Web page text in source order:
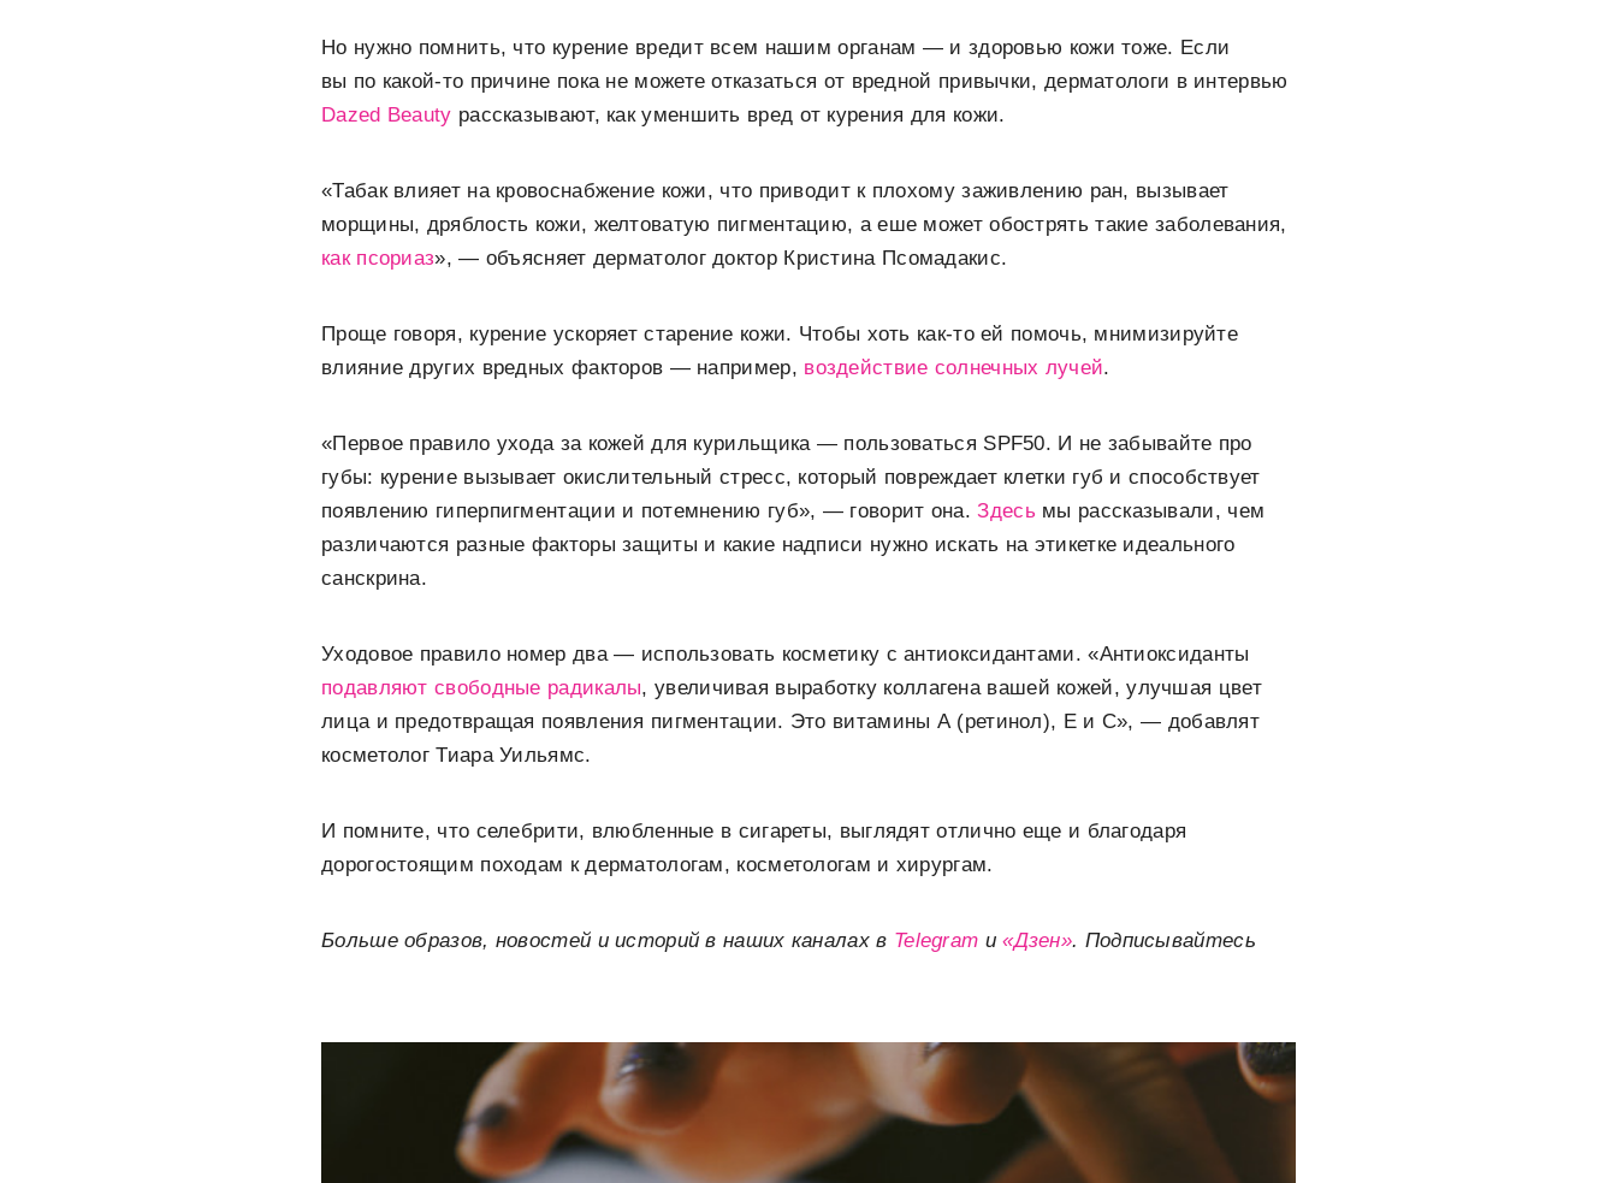
Но нужно помнить, что курение вредит всем нашим органам — и здоровью кожи тоже. Если
вы по какой-то причине пока не можете отказаться от вредной привычки, дерматологи в интервью
Dazed Beauty рассказывают, как уменшить вред от курения для кожи.
«Табак влияет на кровоснабжение кожи, что приводит к плохому заживлению ран, вызывает
морщины, дряблость кожи, желтоватую пигментацию, а еше может обострять такие заболевания,
как псориаз», — объясняет дерматолог доктор Кристина Псомадакис.
Проще говоря, курение ускоряет старение кожи. Чтобы хоть как-то ей помочь, мнимизируйте
влияние других вредных факторов — например, воздействие солнечных лучей.
«Первое правило ухода за кожей для курильщика — пользоваться SPF50. И не забывайте про
губы: курение вызывает окислительный стресс, который повреждает клетки губ и способствует
появлению гиперпигментации и потемнению губ», — говорит она.Здесь мы рассказывали, чем
различаются разные факторы защиты и какие надписи нужно искать на этикетке идеального
санскрина.
Уходовое правило номер два — использовать косметику с антиоксидантами. «Антиоксиданты
подавляют свободные радикалы, увеличивая выработку коллагена вашей кожей, улучшая цвет
лица и предотвращая появления пигментации. Это витамины А (ретинол), Е и С», — добавлят
косметолог Тиара Уильямс.
И помните, что селебрити, влюбленные в сигареты, выглядят отлично еще и благодаря
дорогостоящим походам к дерматологам, косметологам и хирургам.
Больше образов, новостей и историй в наших каналах в Telegram и«Дзен». Подписывайтесь